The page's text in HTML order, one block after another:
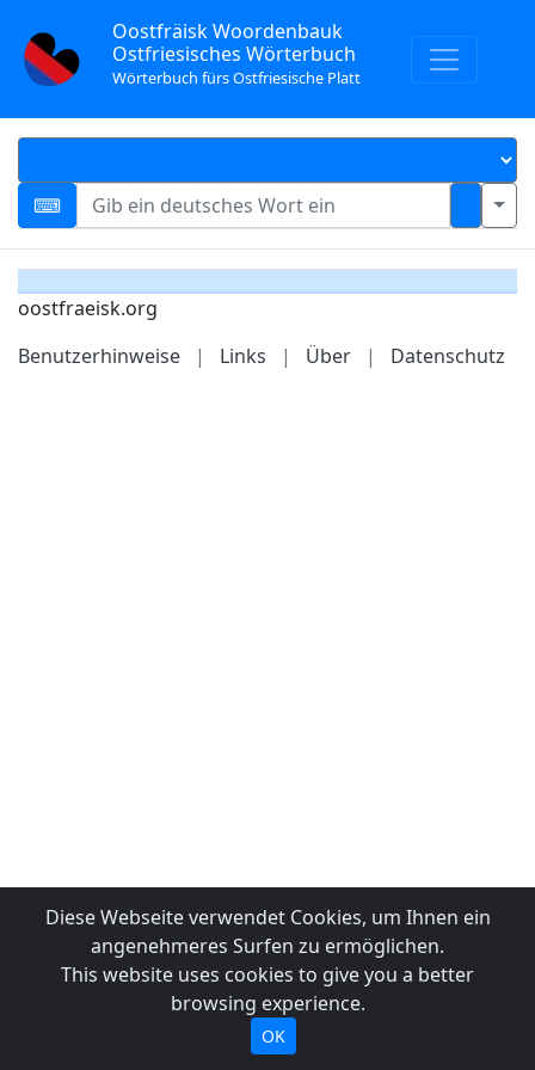
Oostfräisk Woordenbauk
Ostfriesisches Wörterbuch
Wörterbuch fürs Ostfriesische Platt
oostfraeisk.org
Benutzerhinweise
| Links | Über | Datenschutz
Diese Webseite verwendet Cookies, um Ihnen ein
angenehmeres Surfen zu ermöglichen.
This website uses cookies to give you a better
browsing experience.
OK